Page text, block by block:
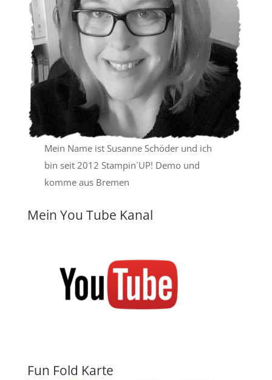
Mein Name ist Susanne Schöder und ich
bin seit 2012 Stampin´UP! Demo und
komme aus Bremen
Mein You Tube Kanal
Fun Fold Karte